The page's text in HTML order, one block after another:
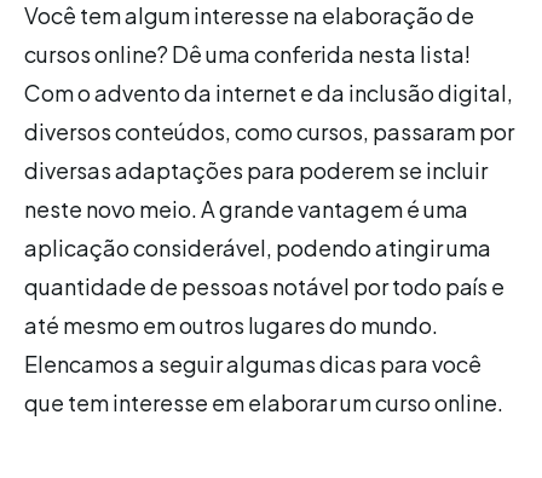
Você tem algum interesse na elaboração de
cursos online? Dê uma conferida nesta lista!
Com o advento da internet e da inclusão digital,
diversos conteúdos, como cursos, passaram por
diversas adaptações para poderem se incluir
neste novo meio. A grande vantagem é uma
aplicação considerável, podendo atingir uma
quantidade de pessoas notável por todo país e
até mesmo em outros lugares do mundo.
Elencamos a seguir algumas dicas para você
que tem interesse em elaborar um curso online.